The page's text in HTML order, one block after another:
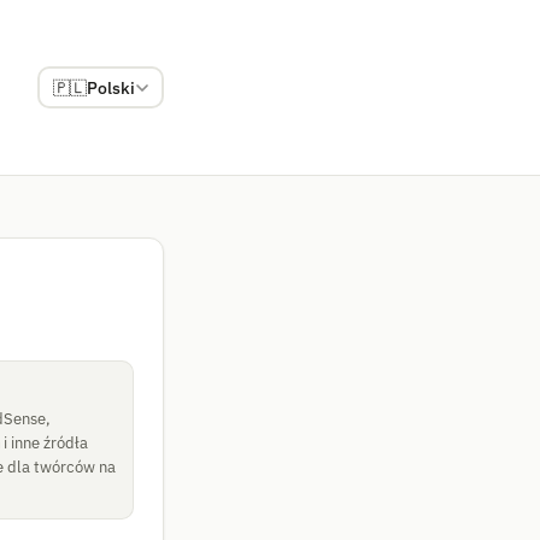
🇵🇱Polski
inne źródła
dla twórców na